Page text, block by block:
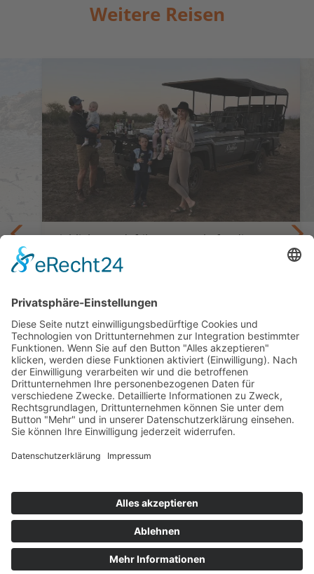
Weitere Reisen
Highlights Südafrika · Kompakt für die
Schulferien
Kids zur Ferienzeit
14 Tage ab Kapstadt bis Port Elizabeth
ab 3.525,— €
Kontakt Newsletter AGB Datenschutz
Cookie Einstellungen